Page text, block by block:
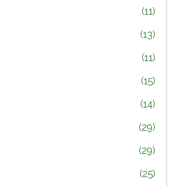
(11)
(13)
(11)
(15)
(14)
(29)
(29)
(25)